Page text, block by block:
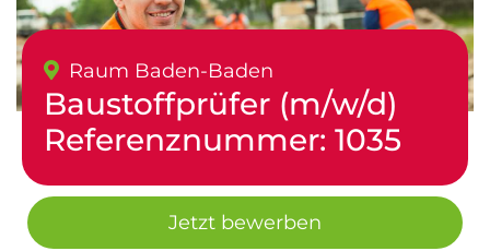
Raum Baden-Baden
Baustoffprüfer (m/w/d)
Referenznummer: 1035
Jetzt bewerben